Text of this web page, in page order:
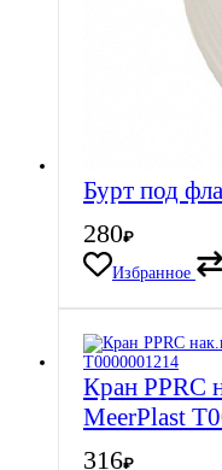
Бурт под
280₽
Избранное
Кран PPRC
MeerPlast
316₽